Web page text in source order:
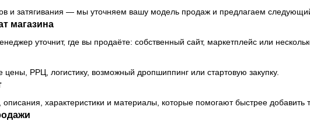
и затягивания — мы уточняем вашу модель продаж и предлагаем
магазина
уточнит, где вы продаёте: собственный сайт, маркетплейс или
РРЦ, логистику, возможный дропшиппинг или стартовую закупку.
характеристики и материалы, которые помогают быстрее добавить